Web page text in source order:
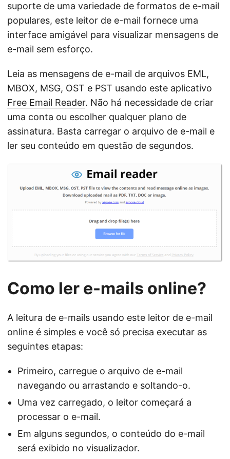
suporte de uma variedade de formatos de e-mail
populares, este leitor de e-mail fornece uma
interface amigável para visualizar mensagens de
e-mail sem esforço.
Leia as mensagens de e-mail de arquivos EML,
MBOX, MSG, OST e PST usando este aplicativo
Free Email Reader. Não há necessidade de criar
uma conta ou escolher qualquer plano de
assinatura. Basta carregar o arquivo de e-mail e
ler seu conteúdo em questão de segundos.
Como ler e-mails online?
A leitura de e-mails usando este leitor de e-mail
online é simples e você só precisa executar as
seguintes etapas:
Primeiro, carregue o arquivo de e-mail
navegando ou arrastando e soltando-o.
Uma vez carregado, o leitor começará a
processar o e-mail.
Em alguns segundos, o conteúdo do e-mail
será exibido no visualizador.